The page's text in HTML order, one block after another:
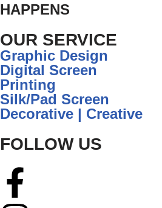
HAPPENS
OUR SERVICE
Graphic Design
Digital Screen
Printing
Silk/Pad Screen
Decorative | Creative
FOLLOW US